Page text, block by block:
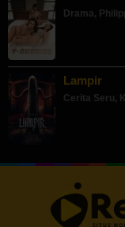
Drama,
Lampir
Cerita Seru,